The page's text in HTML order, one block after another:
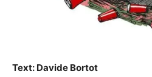
Text: Davide Bortot